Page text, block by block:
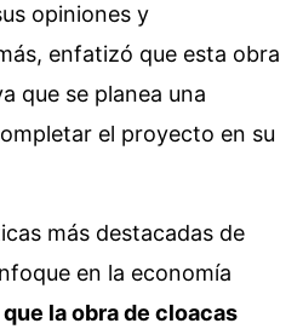
opiniones y
enfatizó que esta obra
que se planea una
el proyecto en su
más destacadas de
en la economía
la obra de cloacas